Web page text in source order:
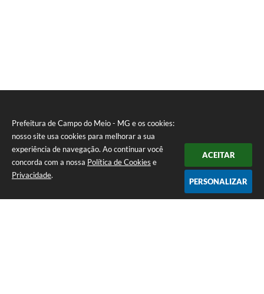
Prefeitura de Campo do Meio - MG e os cookies:
nosso site usa cookies para melhorar a sua
experiência de navegação. Ao continuar você
concorda com a nossa Política de Cookies e
Privacidade.
ACEITAR
PERSONALIZAR